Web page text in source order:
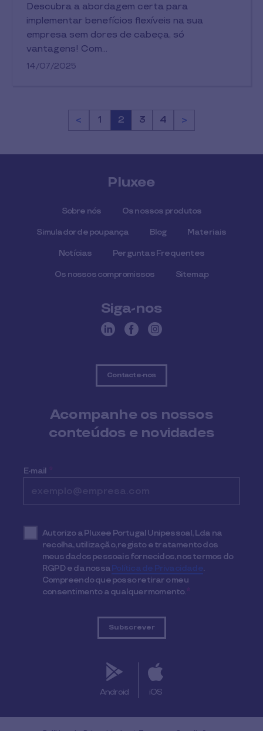
Descubra a abordagem certa para
implementar benefícios flexíveis na sua
empresa sem dores de cabeça, só
vantagens! Com…
14/07/2025
< Página
1 Página
2 Página
3 Página
4 >
Pluxee
Sobre nós Os nossos produtos
Simulador de poupança Blog Materiais
Notícias Perguntas Frequentes
Os nossos compromissos Sitemap
Siga-nos
Contacte-nos
Acompanhe os nossos
conteúdos e novidades
E-mail *
Autorizo a Pluxee Portugal Unipessoal, Lda na
recolha, utilização, registo e tratamento dos
meus dados pessoais fornecidos, nos termos do
RGPD e da nossaPolítica de Privacidade.
Compreendo que posso retirar o meu
consentimento a qualquer momento.*
Android iOS